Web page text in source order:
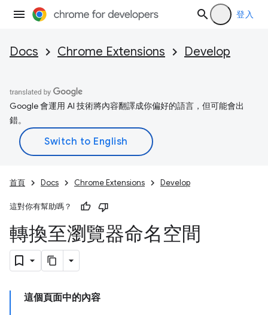
登入
Docs Chrome Extensions Develop
Google 會運用 AI 技術將內容翻譯成你偏好的語言，但可能會出
錯。
首頁 Docs Chrome Extensions Develop
這對你有幫助嗎？
轉換至瀏覽器命名空間
這個頁面中的內容